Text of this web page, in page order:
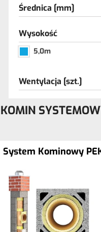
Średnica [mm]
Wysokość
5,0m
Wentylacja [szt.]
KOMIN
System Kominowy